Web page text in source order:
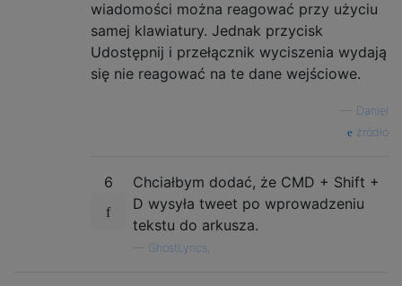
wiadomości można reagować przy użyciu
samej klawiatury. Jednak przycisk
Udostępnij i przełącznik wyciszenia wydają
się nie reagować na te dane wejściowe.
Daniel
źródło
6
Chciałbym dodać, że CMD + Shift +
D wysyła tweet po wprowadzeniu
tekstu do arkusza.
GhostLyrics,